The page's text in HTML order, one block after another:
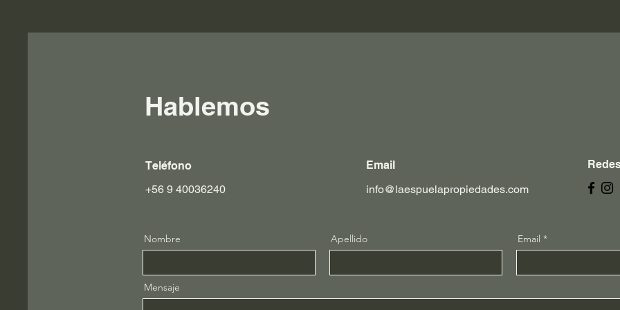
Hablemos
Teléfono
+56 9 40036240
Email
info@laespuelapropiedades.com
Nombre Apellido Email
Mensaje